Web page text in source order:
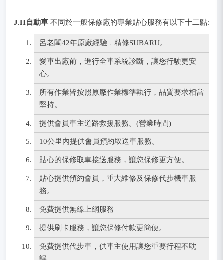
J.H自動車 不同於一般保修廠的專業貼心服務有以下十二點:
呂老闆42年原廠經驗，精修SUBARU。
愛車出廠前，進行全車系統診斷，讓您行駛更安
心。
所有作業皆按照原廠作業標準執行，品質要求相當
堅持。
提供會員車主道路救援服務。(營業時間)
10公里內提供會員預約取送車服務。
貼心的保修取車接送服務，讓您保修更方便。
貼心提供預約會員，重大維修及保修代步機車服
務。
免費提供無線上網服務
提供刷卡服務，讓您保修付款更簡便。
免費提供代步車，供車主使用讓您重要行程不耽